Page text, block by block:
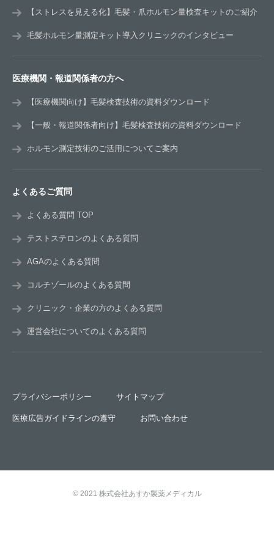
【ストレスを見える化】毛髪・爪ホルモン量検査キットのご紹介
毛髪ホルモン量測定キット導入クリニックのインタビュー
医療機関・報道関係者の方へ
【医療機関向け】毛髪検査技術の資料ダウンロード
【一般・報道関係者向け】毛髪検査技術の資料ダウンロード
ホルモン測定技術のご活用についてご案内
よくあるご質問
よくある質問 TOP
テストステロンのよくある質問
AGAのよくある質問
コルチゾールのよくある質問
クリニック・企業の方のよくある質問
運営会社についてのよくある質問
プライバシーポリシー サイトマップ
医療広告ガイドラインの遵守 お問い合わせ
© 2021 株式会社あすか製薬メディカル